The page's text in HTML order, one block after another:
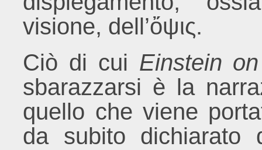
visione, dell’ὄψις.
Ciò di cui Einstein
sbarazzarsi è la
quello che viene
da subito